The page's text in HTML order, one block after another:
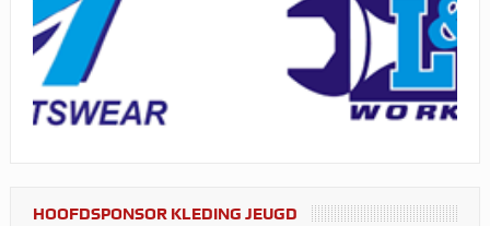
HOOFDSPONSOR KLEDING JEUGD